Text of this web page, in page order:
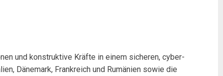
und konstruktive Kräfte in einem sicheren, cyber-
Dänemark, Frankreich und Rumänien sowie die